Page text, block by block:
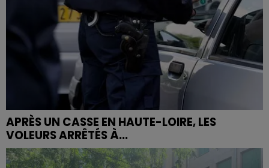
APRÈS UN CASSE EN HAUTE-LOIRE, LES
VOLEURS ARRÊTÉS À...